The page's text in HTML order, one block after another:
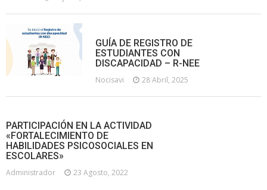
GUÍA DE REGISTRO DE
ESTUDIANTES CON
DISCAPACIDAD – R-NEE
Nocisavi 28 Abril, 2025
PARTICIPACIÓN EN LA ACTIVIDAD
«FORTALECIMIENTO DE
HABILIDADES PSICOSOCIALES EN
ESCOLARES»
Administrador 23 Agosto, 2022